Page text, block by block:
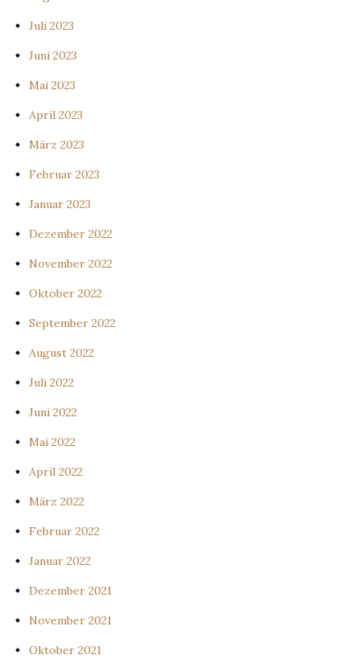
Juli 2023
Juni 2023
Mai 2023
April 2023
März 2023
Februar 2023
Januar 2023
Dezember 2022
November 2022
Oktober 2022
September 2022
August 2022
Juli 2022
Juni 2022
Mai 2022
April 2022
März 2022
Februar 2022
Januar 2022
Dezember 2021
November 2021
Oktober 2021